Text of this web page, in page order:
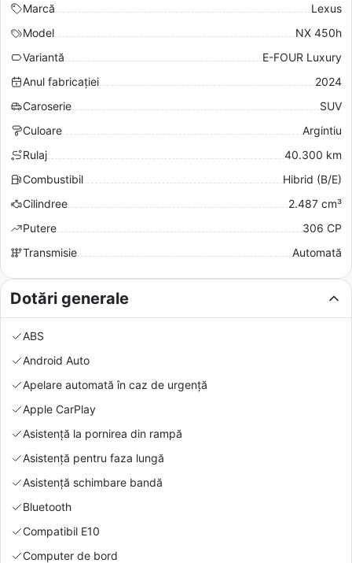
Marcă
Lexus
Model
NX 450h
Variantă
E-FOUR Luxury
Anul fabricației
2024
Caroserie
SUV
Culoare
Argintiu
Rulaj
40.300 km
Combustibil
Hibrid (B/E)
Cilindree
2.487 cm³
Putere
306 CP
Transmisie
Automată
Dotări generale
ABS
Android Auto
Apelare automată în caz de urgență
Apple CarPlay
Asistență la pornirea din rampă
Asistență pentru faza lungă
Asistență schimbare bandă
Bluetooth
Compatibil E10
Computer de bord